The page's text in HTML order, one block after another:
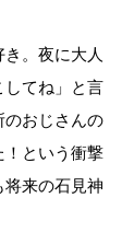
。夜に大人
してね」と言
のおじさんの
！という衝撃
将来の石見神